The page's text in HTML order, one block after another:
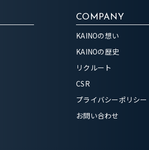
COMPANY
KAINOの想い
KAINOの歴史
リクルート
CSR
プライバシーポリシー
お問い合わせ